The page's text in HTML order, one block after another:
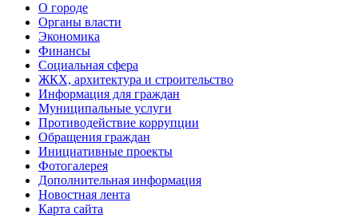
О городе
Органы власти
Экономика
Финансы
Социальная сфера
ЖКХ, архитектура и строительство
Информация для граждан
Муниципальные услуги
Противодействие коррупции
Обращения граждан
Инициативные проекты
Фотогалерея
Дополнительная информация
Новостная лента
Карта сайта